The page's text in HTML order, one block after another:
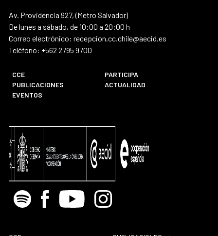
Av. Providencia 927, (Metro Salvador)
De lunes a sábado, de 10:00 a 20:00 h
Correo electrónico: recepcion.cc.chile@aecid.es
Teléfono: +562 2795 9700
CCE
PARTICIPA
PUBLICACIONES
ACTUALIDAD
EVENTOS
Spotify Facebook
Youtube Instagram